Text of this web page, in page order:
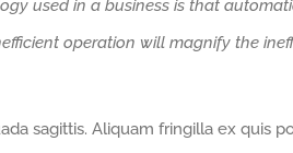
used in a business is that
operation will magnify the
sagittis. Aliquam fringilla ex quis